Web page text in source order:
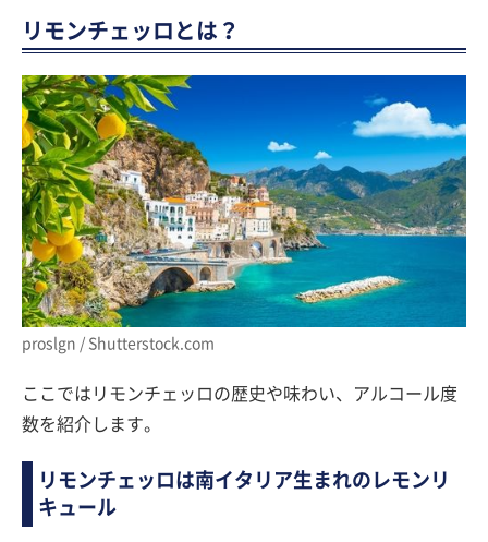
リモンチェッロとは？
proslgn / Shutterstock.com
ここではリモンチェッロの歴史や味わい、アルコール度
数を紹介します。
リモンチェッロは南イタリア生まれのレモンリ
キュール